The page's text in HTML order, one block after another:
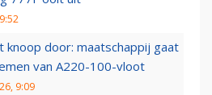
knoop door: maatschappij gaat
van A220-100-vloot
9:09